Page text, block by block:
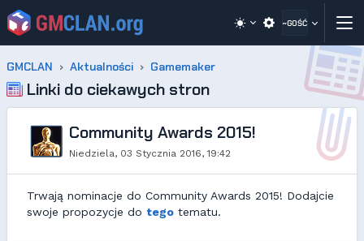
~GOŚĆ
GMCLAN Aktualności Gamemaker
Linki do ciekawych stron
Community Awards 2015!
Niedziela, 03 Stycznia 2016, 19:42
Trwają nominacje do Community Awards 2015! Dodajcie
swoje propozycje do tego tematu.